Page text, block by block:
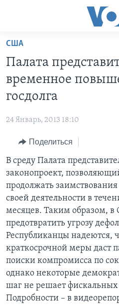
Перейти
основной
контент
Перейти
основной
навигации
Перейти
поиск
ИТОГИ
ПОЧЕМУ ЭТО ВАЖНО?
ДИСКУССИЯ VOA
ДЕТАЛИ
НЬЮ-ЙОРК NEW YORK
АМЕРИКА. БОЛЬШОЕ
ПРОЕКТЫ
НАША АМЕРИКАНСКАЯ
А КАК В АМЕРИКЕ?
АРТЕФАКТЫ
АМЕРИКАНСКИЕ ГОРОДКИ
ТЕСТЫ
ИНТЕРВЬЮ
ФАКТЫ ПРОТИВ ФЕЙКОВ
ЗА СВОБОДУ ПРЕССЫ
УЧИМ АНГЛИЙСКИЙ
ВИДЕО
ПОДПИСКА НА НОВОСТИ
Learning English
США
Палата
временное
госдолга
24 Январь, 2013 18:10
Поделиться
В среду Палата
законопроект,
продолжать
своей деятельности в
месяцев. Таким образом,
предотвратить угрозу
Республиканцы надеются,
краткосрочной меры даст
поиски компромисса по
однако некоторые
шаг не решает
Подробности – в